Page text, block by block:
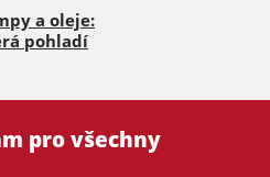
a oleje:
pohladí
pro všechny